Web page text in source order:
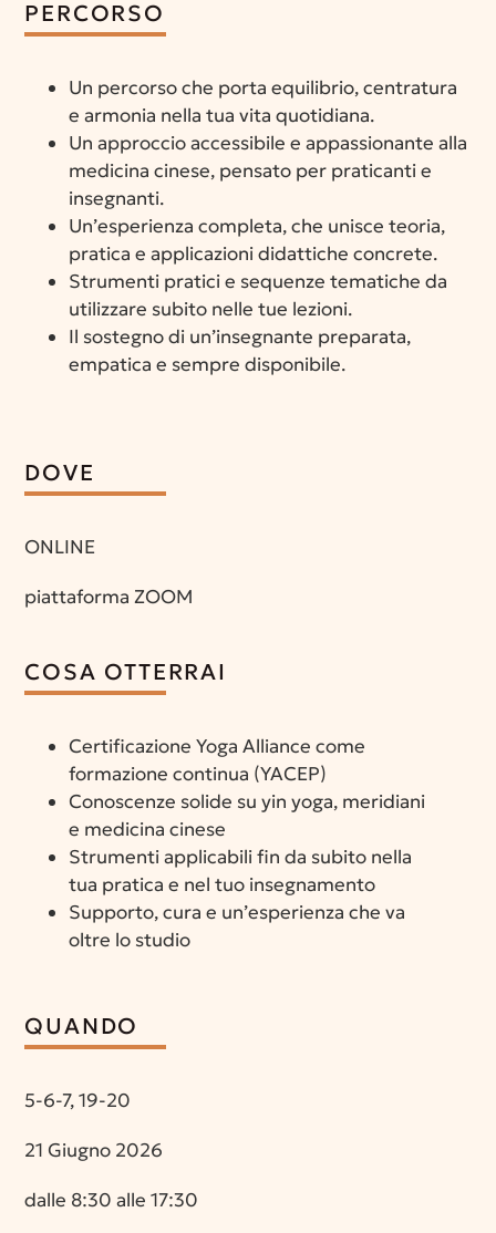
PERCORSO
Un percorso che porta equilibrio, centratura
e armonia nella tua vita quotidiana.
Un approccio accessibile e appassionante alla
medicina cinese, pensato per praticanti e
insegnanti.
Un’esperienza completa, che unisce teoria,
pratica e applicazioni didattiche concrete.
Strumenti pratici e sequenze tematiche da
utilizzare subito nelle tue lezioni.
Il sostegno di un’insegnante preparata,
empatica e sempre disponibile.
DOVE
ONLINE
piattaforma ZOOM
COSA OTTERRAI
Certificazione Yoga Alliance come
formazione continua (YACEP)
Conoscenze solide su yin yoga, meridiani
e medicina cinese
Strumenti applicabili fin da subito nella
tua pratica e nel tuo insegnamento
Supporto, cura e un’esperienza che va
oltre lo studio
QUANDO
5-6-7, 19-20
21 Giugno 2026
dalle 8:30 alle 17:30